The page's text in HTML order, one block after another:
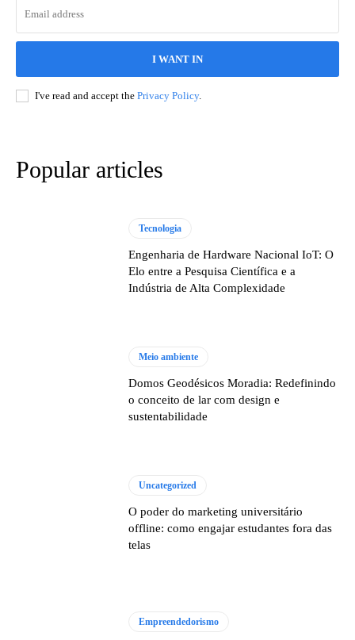
I WANT IN
I've read and accept the Privacy Policy.
Popular articles
Tecnologia
Engenharia de Hardware Nacional IoT: O
Elo entre a Pesquisa Científica e a
Indústria de Alta Complexidade
Meio ambiente
Domos Geodésicos Moradia: Redefinindo
o conceito de lar com design e
sustentabilidade
Uncategorized
O poder do marketing universitário
offline: como engajar estudantes fora das
telas
Empreendedorismo